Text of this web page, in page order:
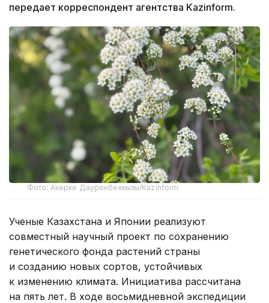
передает корреспондент агентства Kazinform.
Фото: Акерке Дауренбеккызы/Kazinform
Ученые Казахстана и Японии реализуют
совместный научный проект по сохранению
генетического фонда растений страны
и созданию новых сортов, устойчивых
к изменению климата. Инициатива рассчитана
на пять лет. В ходе восьмидневной экспедиции